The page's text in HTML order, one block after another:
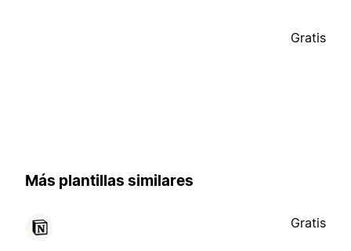
Gratis
Más plantillas similares
Gratis